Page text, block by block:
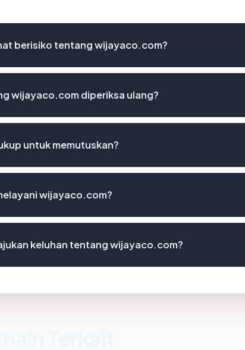
berisiko tentang wijayaco.com?
wijayaco.com diperiksa ulang?
untuk memutuskan?
wijayaco.com?
keluhan tentang wijayaco.com?